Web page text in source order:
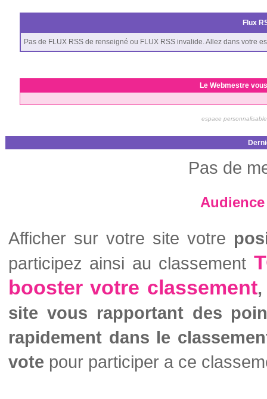
Flux
Pas de FLUX RSS de renseigné ou FLUX RSS invalide. Allez dans votre
Le Webmestre
espace
Pas de
Afficher sur votre site votre
participez ainsi au classement
booster votre classement,
site vous rapportant des
rapidement dans le
vote pour participer a ce